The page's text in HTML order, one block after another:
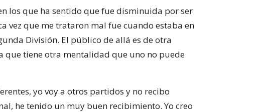
los que ha sentido que fue disminuida por ser
vez que me trataron mal fue cuando estaba en
División. El público de allá es de otra
que tiene otra mentalidad que uno no puede
yo voy a otros partidos y no recibo
he tenido un muy buen recibimiento. Yo creo